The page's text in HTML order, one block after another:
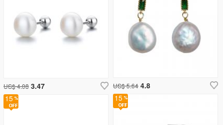
US$ 5.64 4.8
US$ 4.08 3.47
15
15